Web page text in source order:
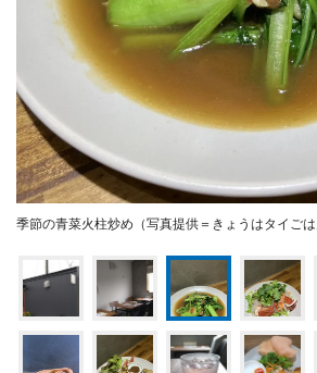
季節の青菜火柱炒め（写真提供＝きょうはタイごは